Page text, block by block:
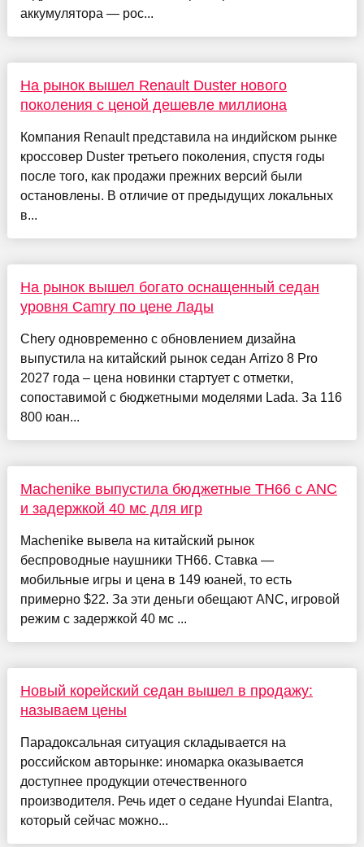
аккумулятора — рос...
На рынок вышел Renault Duster нового
поколения с ценой дешевле миллиона
Компания Renault представила на индийском рынке
кроссовер Duster третьего поколения, спустя годы
после того, как продажи прежних версий были
остановлены. В отличие от предыдущих локальных
в...
На рынок вышел богато оснащенный седан
уровня Camry по цене Лады
Chery одновременно с обновлением дизайна
выпустила на китайский рынок седан Arrizo 8 Pro
2027 года – цена новинки стартует с отметки,
сопоставимой с бюджетными моделями Lada. За 116
800 юан...
Machenike выпустила бюджетные TH66 с ANC
и задержкой 40 мс для игр
Machenike вывела на китайский рынок
беспроводные наушники TH66. Ставка —
мобильные игры и цена в 149 юаней, то есть
примерно $22. За эти деньги обещают ANC, игровой
режим с задержкой 40 мс ...
Новый корейский седан вышел в продажу:
называем цены
Парадоксальная ситуация складывается на
российском авторынке: иномарка оказывается
доступнее продукции отечественного
производителя. Речь идет о седане Hyundai Elantra,
который сейчас можно...